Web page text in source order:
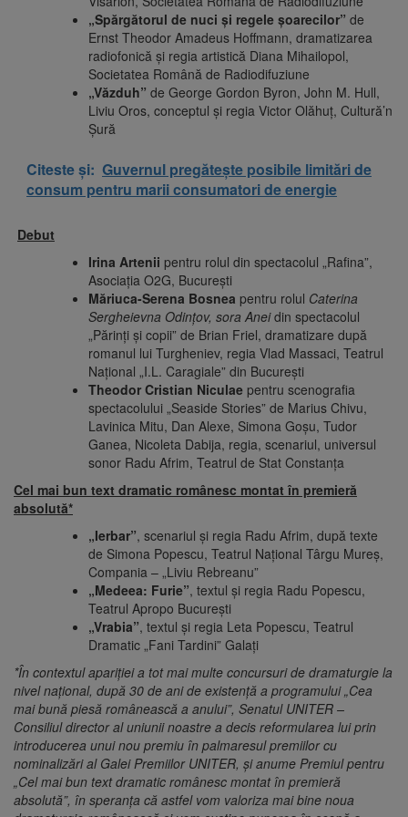
„Spărgătorul de nuci şi regele şoarecilor” de
Ernst Theodor Amadeus Hoffmann, dramatizarea
radiofonică şi regia artistică Diana Mihailopol,
Societatea Română de Radiodifuziune
„Văzduh” de George Gordon Byron, John M. Hull,
Liviu Oros, conceptul și regia Victor Olăhuț, Cultură’n
Șură
Citeste și: Guvernul pregătește posibile limitări de
consum pentru marii consumatori de energie
Debut
Irina Artenii pentru rolul din spectacolul „Rafina”,
Asociația O2G, Bucureşti
Măriuca-Serena Bosnea pentru rolul Caterina
Sergheievna Odințov, sora Aneidin spectacolul
„Părinți și copii” de Brian Friel, dramatizare după
romanul lui Turgheniev, regia Vlad Massaci, Teatrul
Național „I.L. Caragiale” din București
Theodor Cristian Niculae pentru scenografia
spectacolului „Seaside Stories” de Marius Chivu,
Lavinica Mitu, Dan Alexe, Simona Goșu, Tudor
Ganea, Nicoleta Dabija, regia, scenariul, universul
sonor Radu Afrim, Teatrul de Stat Constanța
Cel mai bun text dramatic românesc montat în premieră
absolută*
„Ierbar”, scenariul și regia Radu Afrim, după texte
de Simona Popescu, Teatrul Naţional Târgu Mureș,
Compania – „Liviu Rebreanu”
„Medeea: Furie”, textul și regia Radu Popescu,
Teatrul Apropo București
„Vrabia”, textul și regia Leta Popescu, Teatrul
Dramatic „Fani Tardini” Galați
*În contextul apariției a tot mai multe concursuri de dramaturgie la
nivel național, după 30 de ani de existență a programului „Cea
mai bună piesă românească a anului”, Senatul UNITER –
Consiliul director al uniunii noastre a decis reformularea lui prin
introducerea unui nou premiu în palmaresul premiilor cu
nominalizări al Galei Premiilor UNITER, și anume Premiul pentru
„Cel mai bun text dramatic românesc montat în premieră
absolută”, în speranța că astfel vom valoriza mai bine noua